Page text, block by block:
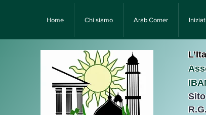
Home Chi siamo Arab Corner